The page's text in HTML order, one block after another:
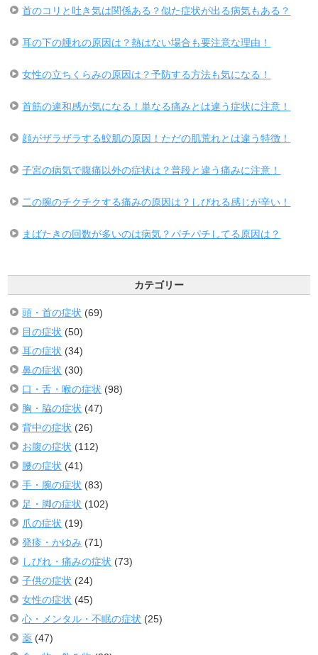
首のコリと吐き気は関係ある？似た症状が出る病気もある？
耳の下の腫れの原因は？熱はない場合も要注意な理由！
女性の立ちくらみの原因は？予防する方法も気になる！
首筋の違和感が気になる！単なる痛みとは違う症状に注意！
顔がザラザラする鮫肌の原因！ただの肌荒れとは違う特徴！
子宮の病気で腹痛以外の症状は？普段と違う痛みに注意！
二の腕のチクチクする痛みの原因は？しびれる感じが辛い！
まばたきの回数が多いのは病気？パチパチしてる原因は？
カテゴリー
頭・首の症状 (69)
目の症状 (50)
耳の症状 (34)
鼻の症状 (30)
口・舌・喉の症状 (98)
胸・脇の症状 (47)
背中の症状 (26)
お腹の症状 (112)
腰の症状 (41)
手・腕の症状 (83)
足・脚の症状 (102)
爪の症状 (19)
発疹・かゆみ (71)
しびれ・痛みの症状 (73)
子供の症状 (24)
女性の症状 (45)
心・メンタル・不眠の症状 (25)
薬 (47)